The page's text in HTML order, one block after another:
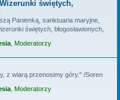
świętych,
Panienką, sanktuaria maryjne,
świętych, błogosławionych,
Moderatorzy
z wiarą przenosimy góry." /Soren
Moderatorzy